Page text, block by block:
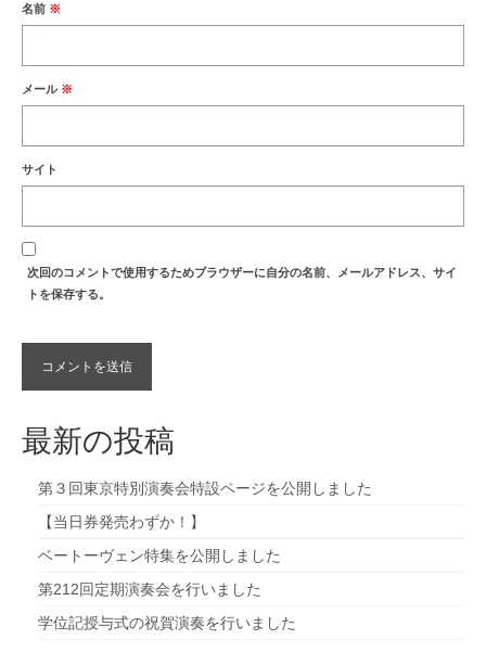
名前 ※
メール ※
サイト
次回のコメントで使用するためブラウザーに自分の名前、メールアドレス、サイ
トを保存する。
最新の投稿
第３回東京特別演奏会特設ページを公開しました
【当日券発売わずか！】
ベートーヴェン特集を公開しました
第212回定期演奏会を行いました
学位記授与式の祝賀演奏を行いました